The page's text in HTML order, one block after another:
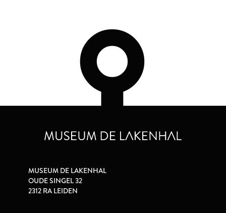
MUSEUM DE LAKENHAL
OUDE SINGEL 32
2312 RA LEIDEN